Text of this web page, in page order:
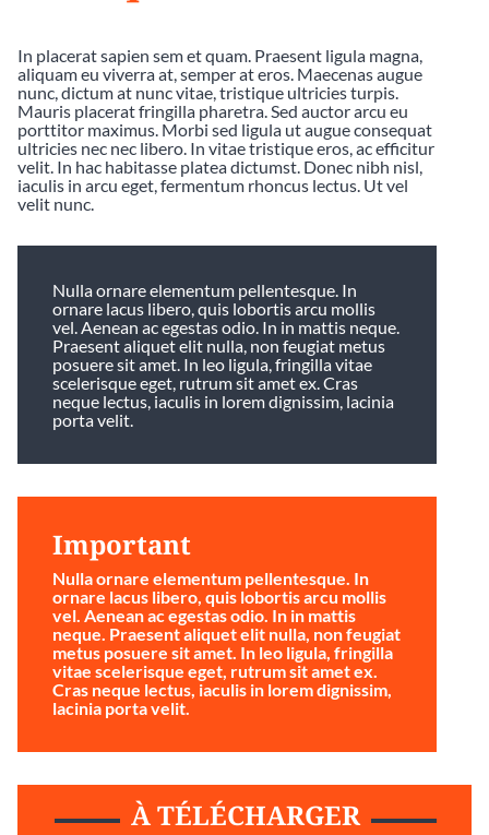
In placerat sapien sem et quam. Praesent ligula magna,
aliquam eu viverra at, semper at eros. Maecenas augue
nunc, dictum at nunc vitae, tristique ultricies turpis.
Mauris placerat fringilla pharetra. Sed auctor arcu eu
porttitor maximus. Morbi sed ligula ut augue consequat
ultricies nec nec libero. In vitae tristique eros, ac efficitur
velit. In hac habitasse platea dictumst. Donec nibh nisl,
iaculis in arcu eget, fermentum rhoncus lectus. Ut vel
velit nunc.
Nulla ornare elementum pellentesque. In
ornare lacus libero, quis lobortis arcu mollis
vel. Aenean ac egestas odio. In in mattis neque.
Praesent aliquet elit nulla, non feugiat metus
posuere sit amet. In leo ligula, fringilla vitae
scelerisque eget, rutrum sit amet ex. Cras
neque lectus, iaculis in lorem dignissim, lacinia
porta velit.
Important
Nulla ornare elementum pellentesque. In
ornare lacus libero, quis lobortis arcu mollis
vel. Aenean ac egestas odio. In in mattis
neque. Praesent aliquet elit nulla, non feugiat
metus posuere sit amet. In leo ligula, fringilla
vitae scelerisque eget, rutrum sit amet ex.
Cras neque lectus, iaculis in lorem dignissim,
lacinia porta velit.
À TÉLÉCHARGER